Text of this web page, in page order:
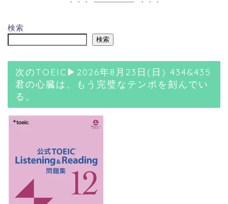
検索
検索
次のTOEIC▶2026年8月23日(日) 434&435
君の心臓は、もう完璧なテンポを刻んでい
る。